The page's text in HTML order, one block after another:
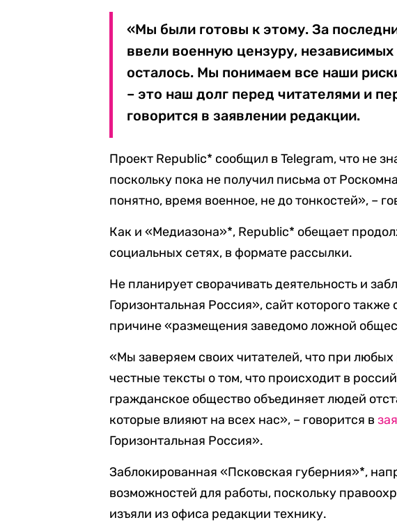
«Мы были готовы к этому. За
ввели военную цензуру,
осталось. Мы понимаем все наши
– это наш долг перед читателями и
говорится в заявлении редакции.
Проект Republic* сообщил в Telegram, что не
поскольку пока не получил письма от
понятно, время военное, не до тонкостей», –
Как и «Медиазона»*, Republic* обещает
социальных сетях, в формате рассылки.
Не планирует сворачивать деятельность и
Горизонтальная Россия», сайт которого
причине «размещения заведомо ложной
«Мы заверяем своих читателей, что при
честные тексты о том, что происходит в
гражданское общество объединяет людей
которые влияют на всех нас», – говорится в
Горизонтальная Россия».
Заблокированная «Псковская губерния»*,
возможностей для работы, поскольку
изъяли из офиса редакции технику.